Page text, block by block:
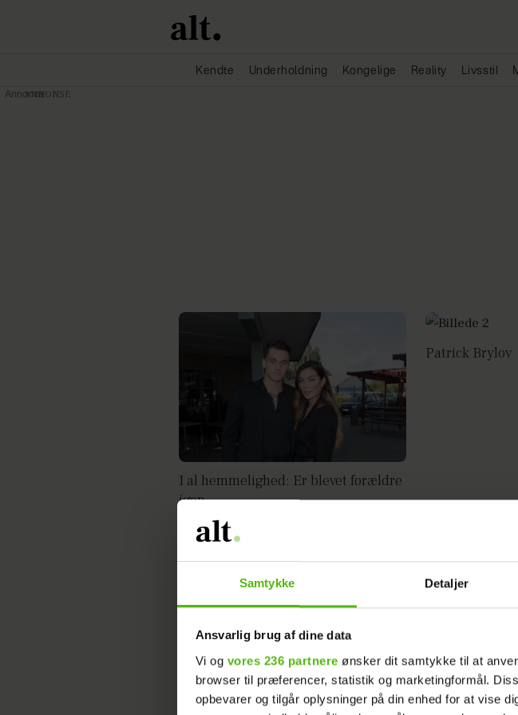
Samtykke Detaljer
Ansvarlig brug af dine data
Vi og vores 236 partnere ønsker dit samtykke til at
browser til præferencer, statistik og marketingformål.
opbevarer og tilgår oplysninger på din enhed for at vise
Kendte Underholdning Kongelige Reality Livsstil
I al hemmelighed: Er blevet forældre
igen
Patrick Brylov
BABY NEWS:
Annonce